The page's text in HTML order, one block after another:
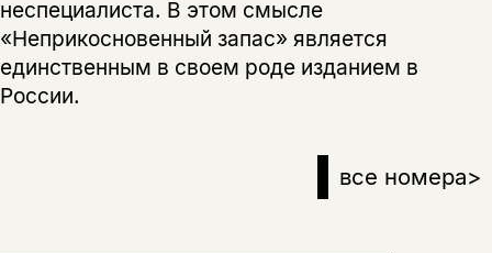
неспециалиста. В этом смысле
«Неприкосновенный запас» является
единственным в своем роде изданием в
России.
все номера>